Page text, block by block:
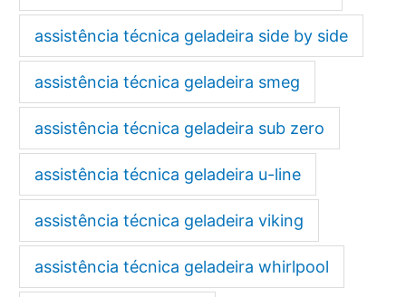
assistência técnica geladeira side by side
assistência técnica geladeira smeg
assistência técnica geladeira sub zero
assistência técnica geladeira u-line
assistência técnica geladeira viking
assistência técnica geladeira whirlpool